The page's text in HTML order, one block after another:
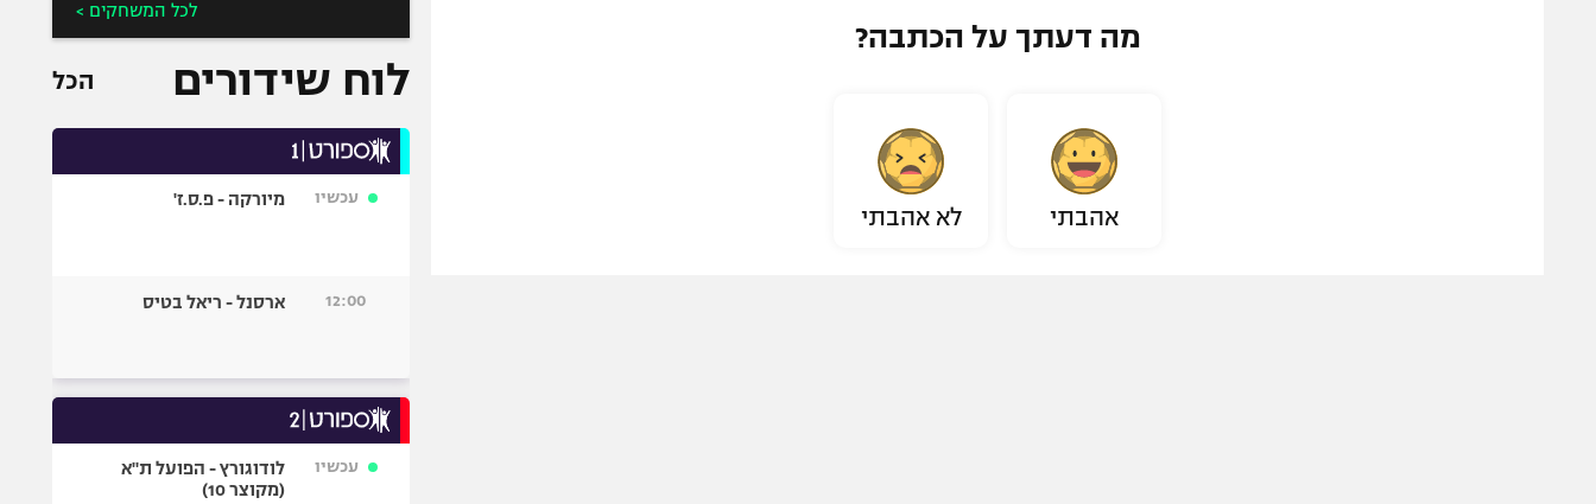
מה דעתך על הכתבה?
אהבתי לא אהבתי
לכל המשחקים >
לוח שידורים הכל
עכשיו מיורקה - פ.ס.ז'
12:00 ארסנל - ריאל בטיס
עכשיו
לודוגורץ - הפועל ת"א
(מקוצר 10)